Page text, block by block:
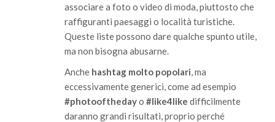
associare a foto o video di moda, piuttosto che
raffiguranti paesaggi o località turistiche.
Queste liste possono dare qualche spunto utile,
ma non bisogna abusarne.
Anche hashtag molto popolari, ma
eccessivamente generici, come ad esempio
#photoofthedayo #like4like difficilmente
daranno grandi risultati, proprio perché